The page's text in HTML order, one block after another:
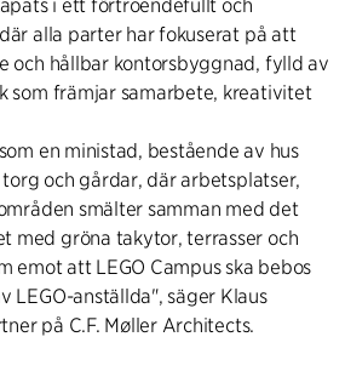
i ett förtroendefullt och
alla parter har fokuserat på att
och hållbar kontorsbyggnad, fylld av
som främjar samarbete, kreativitet
en ministad, bestående av hus
och gårdar, där arbetsplatser,
smälter samman med det
med gröna takytor, terrasser och
emot att LEGO Campus ska bebos
LEGO-anställda", säger Klaus
på C.F. Møller Architects.